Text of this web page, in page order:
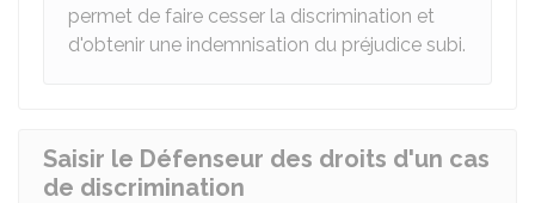
permet de faire cesser la discrimination et
d'obtenir une indemnisation du préjudice subi.
Saisir le Défenseur des droits d'un cas
de discrimination